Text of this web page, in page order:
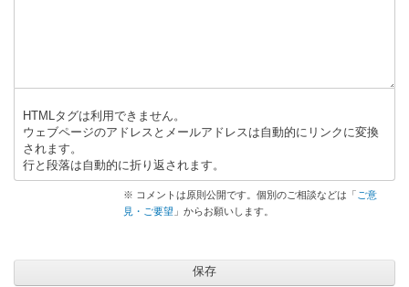
HTMLタグは利用できません。
ウェブページのアドレスとメールアドレスは自動的にリンクに変換
されます。
行と段落は自動的に折り返されます。
※ コメントは原則公開です。個別のご相談などは「 ご意
見・ご要望 」からお願いします。